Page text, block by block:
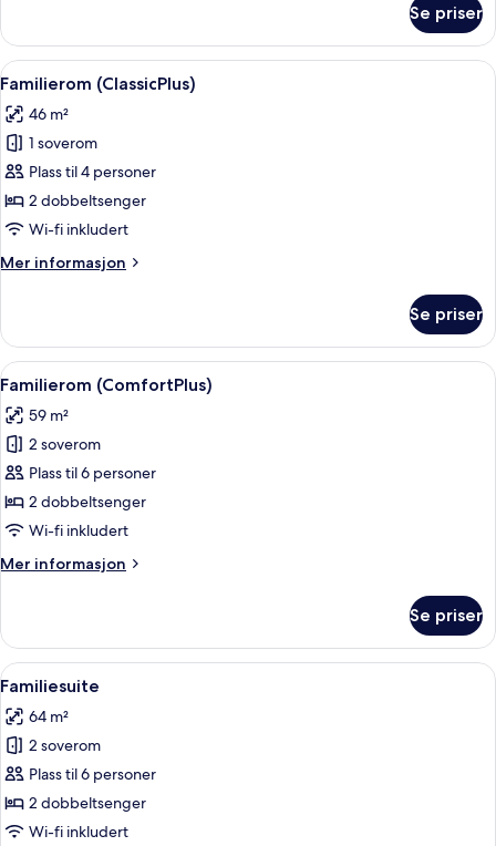
seng
–
classic,
1
seng
Se priser
Åpne
alle
bildene
av
Familierom
(ClassicPlus)
Familierom (ClassicPlus) |
4
Familierom (ClassicPlus)
46 m²
1 soverom
Plass til 4 personer
2 dobbeltsenger
Wi-fi inkludert
Mer informasjon
Mer
(ClassicPlus)
Se priser
Åpne
alle
bildene
av
Familierom
(ComfortPlus)
Familierom (ComfortPlus) |
4
Familierom (ComfortPlus)
59 m²
2 soverom
Plass til 6 personer
2 dobbeltsenger
Wi-fi inkludert
Mer informasjon
Mer
(ComfortPlus)
Se priser
Åpne
alle
bildene
av
Familiesuite
Allergitestet sengetøy, dundyner,
5
Familiesuite
64 m²
2 soverom
Plass til 6 personer
2 dobbeltsenger
Wi-fi inkludert